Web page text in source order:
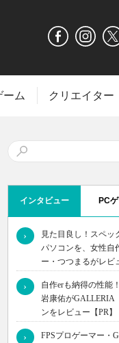
ーム クリエイター
インタビュー PC
›
見た目良し！スペッ
パソコンを、女性自
ー・つつまるがレビ
›
自作erも納得の性能
岩康佑がGALLERIA
ンをレビュー【PR】
›
FPSプロゲーマー・